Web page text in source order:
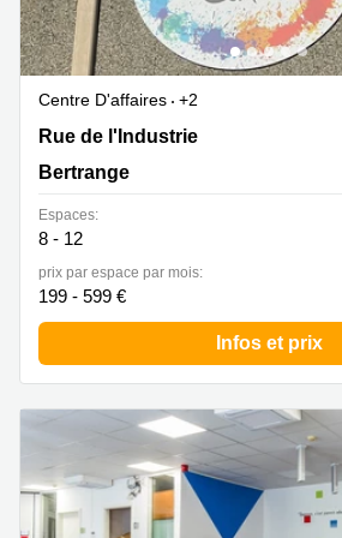
Centre D'affaires
+2
19 rue de l'Industrie, Bertrange
Rue de l'Industrie
Bertrange
Espaces:
8 - 12
prix par espace par mois:
199 - 599 €
Infos et prix